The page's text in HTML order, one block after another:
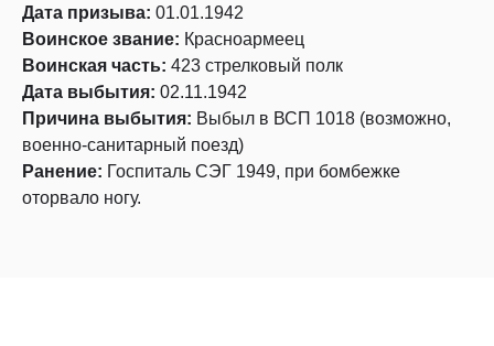
Дата призыва: 01.01.1942
Воинское звание: Красноармеец
Воинская часть: 423 стрелковый полк
Дата выбытия: 02.11.1942
Причина выбытия: Выбыл в ВСП 1018 (возможно,
военно-санитарный поезд)
Ранение: Госпиталь СЭГ 1949, при бомбежке
оторвало ногу.